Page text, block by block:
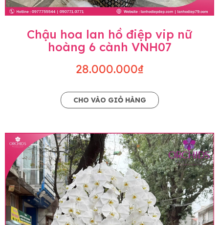
Chậu hoa lan hồ điệp vip nữ
hoàng 6 cành VNH07
28.000.000₫
CHO VÀO GIỎ HÀNG